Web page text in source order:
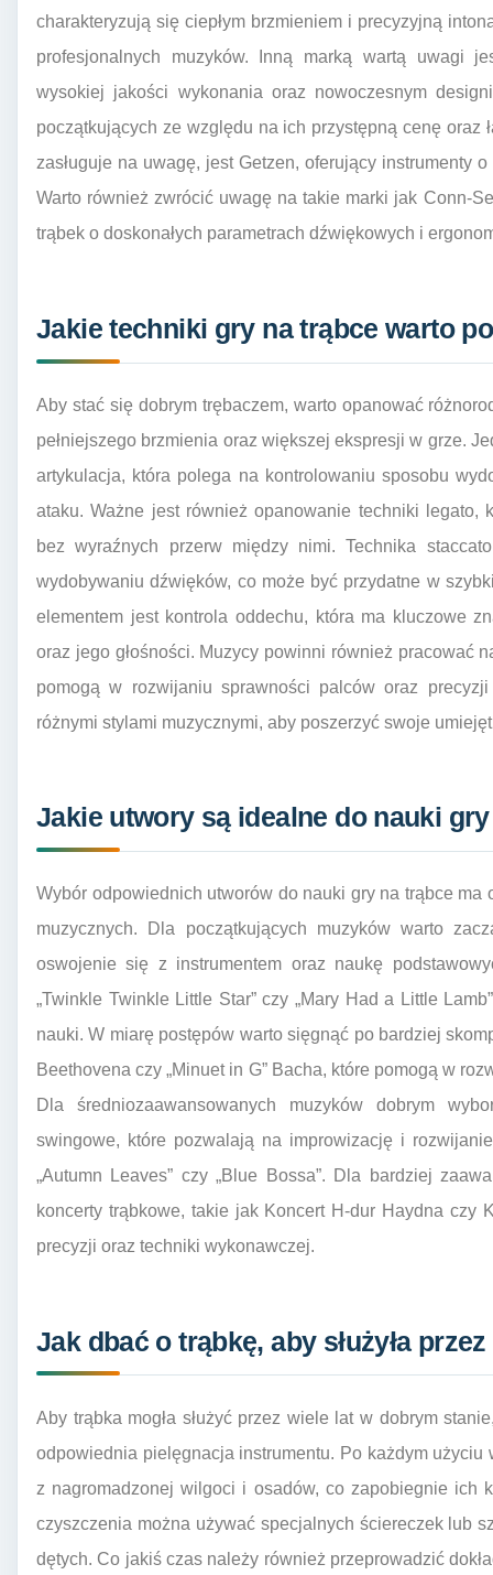
charakteryzują się ciepłym brzmieniem i precyzyjną
profesjonalnych muzyków. Inną marką wartą uwagi
wysokiej jakości wykonania oraz nowoczesnym
początkujących ze względu na ich przystępną cenę oraz
zasługuje na uwagę, jest Getzen, oferujący instrumenty
Warto również zwrócić uwagę na takie marki jak Conn-
trąbek o doskonałych parametrach dźwiękowych i
Jakie techniki gry na trąbce warto
Aby stać się dobrym trębaczem, warto opanować
pełniejszego brzmienia oraz większej ekspresji w grze.
artykulacja, która polega na kontrolowaniu sposobu
ataku. Ważne jest również opanowanie techniki legato,
bez wyraźnych przerw między nimi. Technika
wydobywaniu dźwięków, co może być przydatne w
elementem jest kontrola oddechu, która ma kluczowe
oraz jego głośności. Muzycy powinni również pracować
pomogą w rozwijaniu sprawności palców oraz
różnymi stylami muzycznymi, aby poszerzyć swoje
Jakie utwory są idealne do nauki
Wybór odpowiednich utworów do nauki gry na trąbce
muzycznych. Dla początkujących muzyków warto
oswojenie się z instrumentem oraz naukę
„Twinkle Twinkle Little Star” czy „Mary Had a Little
nauki. W miarę postępów warto sięgnąć po bardziej
Beethovena czy „Minuet in G” Bacha, które pomogą w
Dla średniozaawansowanych muzyków dobrym
swingowe, które pozwalają na improwizację i
„Autumn Leaves” czy „Blue Bossa”. Dla bardziej
koncerty trąbkowe, takie jak Koncert H-dur Haydna czy
precyzji oraz techniki wykonawczej.
Jak dbać o trąbkę, aby służyła
Aby trąbka mogła służyć przez wiele lat w dobrym
odpowiednia pielęgnacja instrumentu. Po każdym użyciu
z nagromadzonej wilgoci i osadów, co zapobiegnie ich
czyszczenia można używać specjalnych ściereczek lub
dętych. Co jakiś czas należy również przeprowadzić